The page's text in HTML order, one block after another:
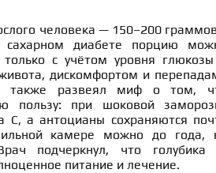
человека — 150–200
диабете порцию
с учётом уровня
дискомфортом и
также развеял миф о том,
пользу: при шоковой
С, а антоцианы сохраняются
камере можно до года,
подчеркнул, что
питание и лечение.